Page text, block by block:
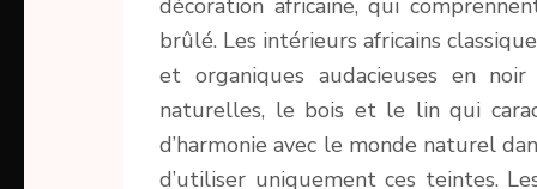
décoration africaine, qui
brûlé. Les intérieurs africains
et organiques audacieuses en
naturelles, le bois et le lin qui
d’harmonie avec le monde naturel
d’utiliser uniquement ces teintes.